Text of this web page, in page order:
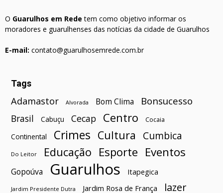
O Guarulhos em Rede tem como objetivo informar os
moradores e guarulhenses das notícias da cidade de Guarulhos
E-mail: contato@guarulhosemrede.com.br
Tags
Adamastor Alvorada Bom Clima Bonsucesso
Brasil Cabuçu Cecap Centro Cocaia
Continental Crimes Cultura Cumbica
Do Leitor Educação Esporte Eventos
Gopoúva Guarulhos Itapegica
Jardim Presidente Dutra Jardim Rosa de França lazer